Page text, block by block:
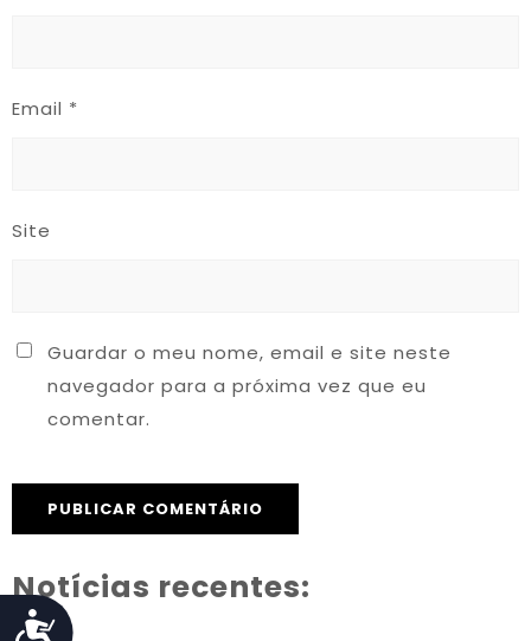
Acessibilidade
Email *
Site
Guardar o meu nome, email e site neste
navegador para a próxima vez que eu
comentar.
Notícias recentes: